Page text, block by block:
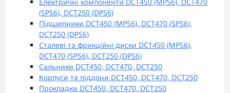
(SPS6), DCT250 (DPS6)
Підшипники DCT450 (MPS6), DCT470 (SPS6),
DCT250 (DPS6)
Сталеві та фрикційні диски DCT450 (MPS6),
DCT470 (SPS6), DCT250 (DPS6)
Сальники DCT450, DCT470, DCT250
Корпуси та піддони DCT450, DCT470, DCT250
Прокладки DCT450, DCT470, DCT250